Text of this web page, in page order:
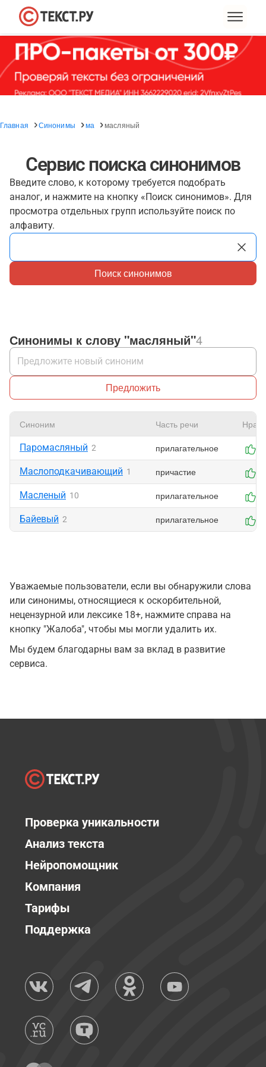
Главная Синонимы ма масляный
Сервис поиска синонимов
Введите слово, к которому требуется подобрать
аналог, и нажмите на кнопку «Поиск синонимов». Для
просмотра отдельных групп используйте поиск по
алфавиту.
Поиск синонимов
Синонимы к слову "масляный"4
Предложить
Синоним Часть речи
Паромасляный 2 прилагательное
Маслоподкачивающий 1 причастие
Масленый 10 прилагательное
Байевый 2 прилагательное
Уважаемые пользователи, если вы обнаружили слова
или синонимы, относящиеся к оскорбительной,
нецензурной или лексике 18+, нажмите справа на
кнопку "Жалоба", чтобы мы могли удалить их.
Мы будем благодарны вам за вклад в развитие
сервиса.
Проверка уникальности
Анализ текста
Нейропомощник
Компания
Тарифы
Поддержка